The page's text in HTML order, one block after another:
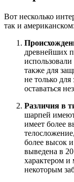
Вот несколько
так и американском:
древнейших
также для
не только
оставаться
Различия в
шарпей
имеет более
более высок
выведена в
характером
некоторым